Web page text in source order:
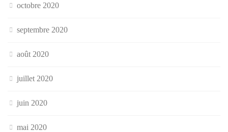
octobre 2020
septembre 2020
août 2020
juillet 2020
juin 2020
mai 2020